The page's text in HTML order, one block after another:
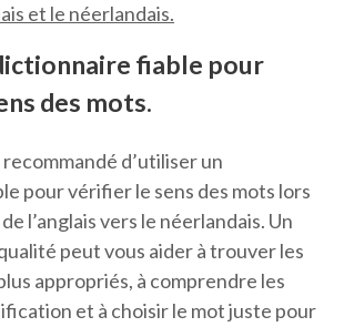
et le néerlandais.
fiable pour
des mots.
d’utiliser un
pour vérifier le sens des mots lors
l’anglais vers le néerlandais. Un
peut vous aider à trouver les
appropriés, à comprendre les
et à choisir le mot juste pour